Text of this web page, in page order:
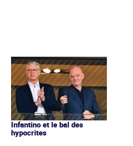
Infantino et le bal des
hypocrites